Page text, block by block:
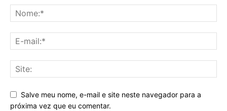
Salve meu nome, e-mail e site neste navegador para a
próxima vez que eu comentar.